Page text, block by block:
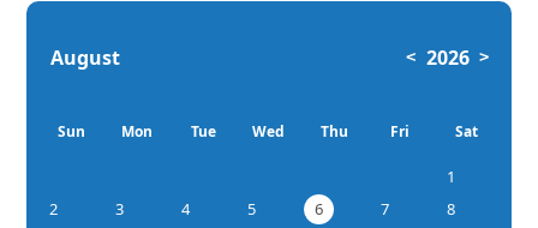
August < 2026 >
Sun Mon Tue Wed Thu Fri Sat
1
2
3 4 5 6 7
8